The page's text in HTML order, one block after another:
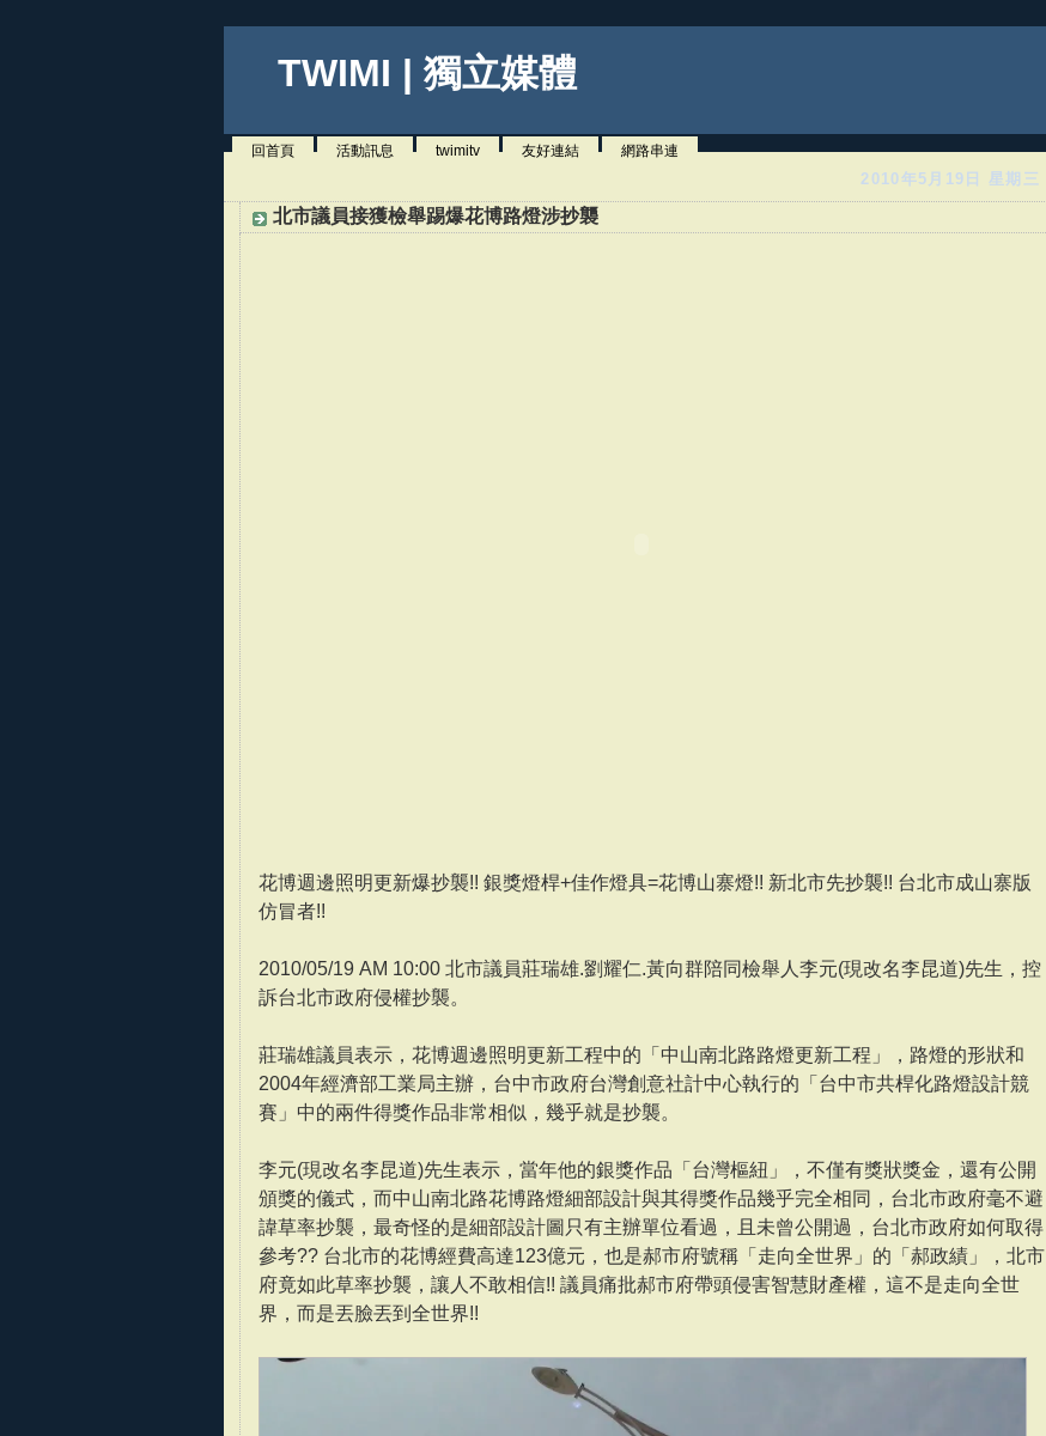
TWIMI | 獨立媒體
回首頁 活動訊息 twimitv 友好連結 網路串連
2010年5月19日 星期三
北市議員接獲檢舉踢爆花博路燈涉抄襲
花博週邊照明更新爆抄襲!! 銀獎燈桿+佳作燈具=花博山寨燈!! 新北市先抄襲!! 台北市成山寨版
仿冒者!!
2010/05/19 AM 10:00 北市議員莊瑞雄.劉耀仁.黃向群陪同檢舉人李元(現改名李昆道)先生，控
訴台北市政府侵權抄襲。
莊瑞雄議員表示，花博週邊照明更新工程中的「中山南北路路燈更新工程」，路燈的形狀和
2004年經濟部工業局主辦，台中市政府台灣創意社計中心執行的「台中市共桿化路燈設計競
賽」中的兩件得獎作品非常相似，幾乎就是抄襲。
李元(現改名李昆道)先生表示，當年他的銀獎作品「台灣樞紐」，不僅有獎狀獎金，還有公開
頒獎的儀式，而中山南北路花博路燈細部設計與其得獎作品幾乎完全相同，台北市政府毫不避
諱草率抄襲，最奇怪的是細部設計圖只有主辦單位看過，且未曾公開過，台北市政府如何取得
參考?? 台北市的花博經費高達123億元，也是郝市府號稱「走向全世界」的「郝政績」，北市
府竟如此草率抄襲，讓人不敢相信!! 議員痛批郝市府帶頭侵害智慧財產權，這不是走向全世
界，而是丟臉丟到全世界!!